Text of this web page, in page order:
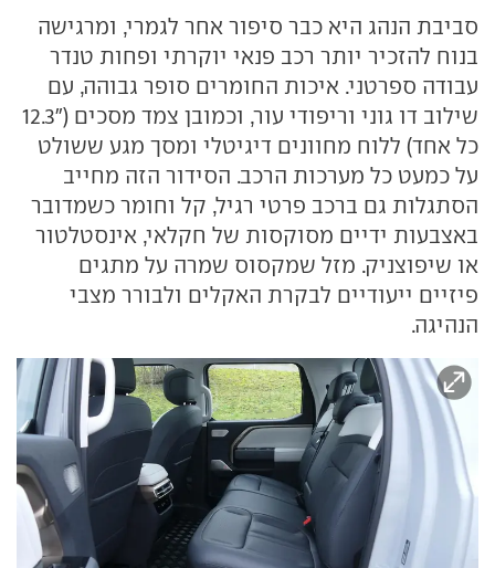
סביבת הנהג היא כבר סיפור אחר לגמרי, ומרגישה
בנוח להזכיר יותר רכב פנאי יוקרתי ופחות טנדר
עבודה ספרטני. איכות החומרים סופר גבוהה, עם
שילוב דו גוני וריפודי עור, וכמובן צמד מסכים ("12.3
כל אחד) ללוח מחוונים דיגיטלי ומסך מגע ששולט
על כמעט כל מערכות הרכב. הסידור הזה מחייב
הסתגלות גם ברכב פרטי רגיל, קל וחומר כשמדובר
באצבעות ידיים מסוקסות של חקלאי, אינסטלטור
או שיפוצניק. מזל שמקסוס שמרה על מתגים
פיזיים ייעודיים לבקרת האקלים ולבורר מצבי
הנהיגה.